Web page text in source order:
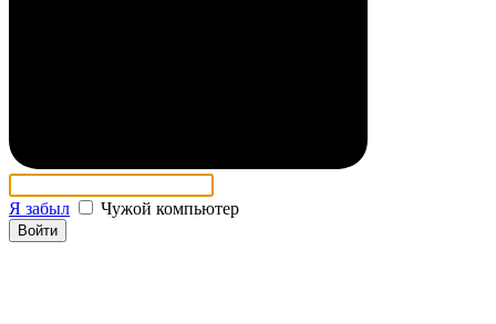
Я забыл Чужой компьютер
Войти